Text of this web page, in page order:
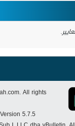
All rights
Version 5.7.5